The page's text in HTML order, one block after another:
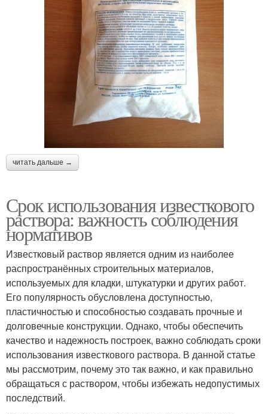
читать дальше →
Срок использования известкового
раствора: важность соблюдения
нормативов
Известковый раствор является одним из наиболее
распространённых строительных материалов,
используемых для кладки, штукатурки и других работ.
Его популярность обусловлена доступностью,
пластичностью и способностью создавать прочные и
долговечные конструкции. Однако, чтобы обеспечить
качество и надежность построек, важно соблюдать сроки
использования известкового раствора. В данной статье
мы рассмотрим, почему это так важно, и как правильно
обращаться с раствором, чтобы избежать недопустимых
последствий.